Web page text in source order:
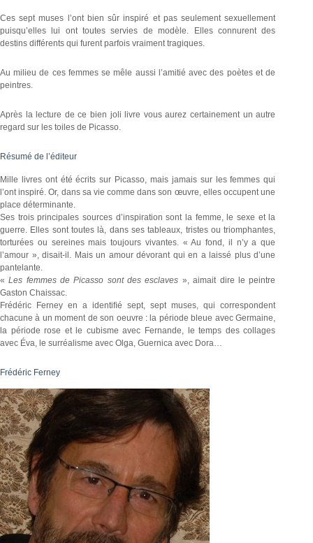
Ces sept muses l’ont bien sûr inspiré et pas seulement sexuellement
puisqu’elles lui ont toutes servies de modèle. Elles connurent des
destins différents qui furent parfois vraiment tragiques.
Au milieu de ces femmes se mêle aussi l’amitié avec des poètes et de
peintres.
Après la lecture de ce bien joli livre vous aurez certainement un autre
regard sur les toiles de Picasso.
Résumé de l’éditeur
Mille livres ont été écrits sur Picasso, mais jamais sur les femmes qui
l’ont inspiré. Or, dans sa vie comme dans son œuvre, elles occupent une
place déterminante.
Ses trois principales sources d’inspiration sont la femme, le sexe et la
guerre. Elles sont toutes là, dans ses tableaux, tristes ou triomphantes,
torturées ou sereines mais toujours vivantes. « Au fond, il n’y a que
l’amour », disait-il. Mais un amour dévorant qui en a laissé plus d’une
pantelante.
«Les femmes de Picasso sont des esclaves », aimait dire le peintre
Gaston Chaissac.
Frédéric Ferney en a identiﬁé sept, sept muses, qui correspondent
chacune à un moment de son oeuvre : la période bleue avec Germaine,
la période rose et le cubisme avec Fernande, le temps des collages
avec Éva, le surréalisme avec Olga, Guernica avec Dora…
Frédéric Ferney